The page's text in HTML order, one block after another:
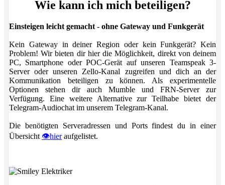
Wie kann ich mich beteiligen?
Einsteigen leicht gemacht - ohne Gateway und Funkgerät
Kein Gateway in deiner Region oder kein Funkgerät? Kein
Problem! Wir bieten dir hier die Möglichkeit, direkt von deinem
PC, Smartphone oder POC-Gerät auf unseren Teamspeak 3-
Server oder unseren Zello-Kanal zugreifen und dich an der
Kommunikation beteiligen zu können. Als experimentelle
Optionen stehen dir auch Mumble und FRN-Server zur
Verfügung. Eine weitere Alternative zur Teilhabe bietet der
Telegram-Audiochat im unserem Telegram-Kanal.
Die benötigten Serveradressen und Ports findest du in einer
Übersicht
hieraufgelistet.